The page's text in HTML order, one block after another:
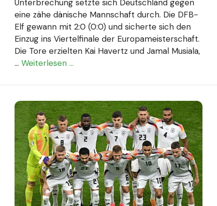
Unterbrechung setzte sich Deutschland gegen
eine zähe dänische Mannschaft durch. Die DFB-
Elf gewann mit 2:0 (0:0) und sicherte sich den
Einzug ins Viertelfinale der Europameisterschaft.
Die Tore erzielten Kai Havertz und Jamal Musiala,
… Weiterlesen …